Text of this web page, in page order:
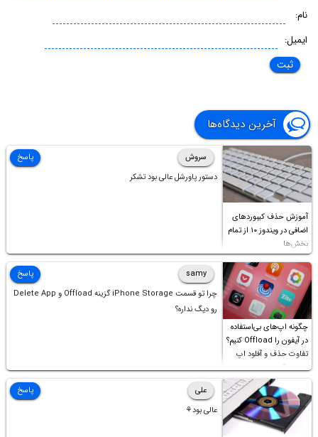
نام:
ایمیل:
آخرین دیدگاه‌ها
آموزش حذف کیبوردهای
اضافی در ویندوز ۱۰ از تمام
بخش‌ها
سروش
دستور پاورشل عالی بود تشکر
پاسخ
چگونه اپ‌های بی‌استفاده
در آیفون را Offload کنیم؟
تفاوت حذف و آفلود اپ
چیست؟
samy
چرا تو قسمت iPhone Storage گزینه Offload و Delete App
رو دیگ نداره؟
پاسخ
علی
عالی بود⚘
پاسخ